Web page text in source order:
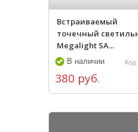
Встраиваемый
точечный
Megalight SA...
В наличии
380 руб.